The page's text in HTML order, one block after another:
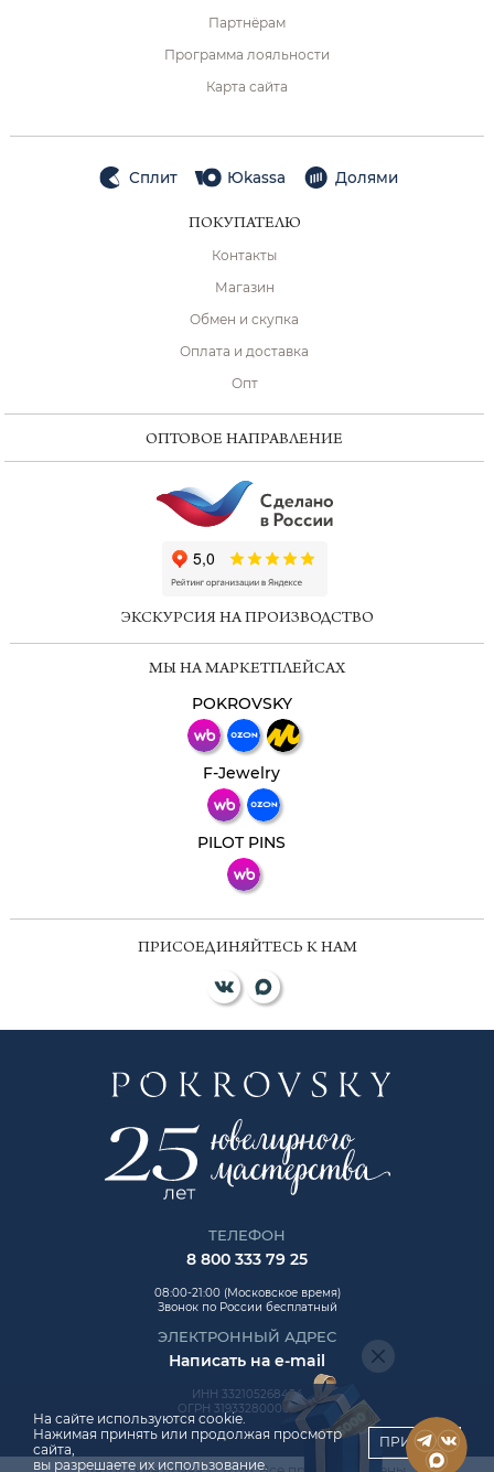
Партнёрам
Программа лояльности
Карта сайта
Сплит Юkassa Долями
ПОКУПАТЕЛЮ
Контакты
Магазин
Обмен и скупка
Оплата и доставка
Опт
ОПТОВОЕ НАПРАВЛЕНИЕ
ЭКСКУРСИЯ НА ПРОИЗВОДСТВО
МЫ НА МАРКЕТПЛЕЙСАХ
POKROVSKY
F-Jewelry
PILOT PINS
ПРИСОЕДИНЯЙТЕСЬ К НАМ
ТЕЛЕФОН
8 800 333 79 25
08:00-21:00 (Московское время)
Звонок по России бесплатный
ЭЛЕКТРОННЫЙ АДРЕС
Написать на e-mail
ИНН 332105268454
ОГРН 319332800006992
На сайте используются cookie.
Нажимая принять или продолжая просмотр
сайта,
вы разрешаете их использование.
ПРИНЯТЬ